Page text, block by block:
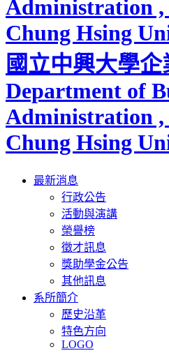
國立中興大學
Department of
Administration ,
Chung Hsing
Toggle
navigation
最新消息
行政公告
活動與演講
榮譽榜
徵才訊息
獎助學金公告
其他訊息
系所簡介
歷史沿革
特色方向
LOGO